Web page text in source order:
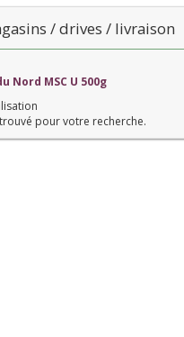
/ drives / livraison
Nord MSC U 500g
pour votre recherche.